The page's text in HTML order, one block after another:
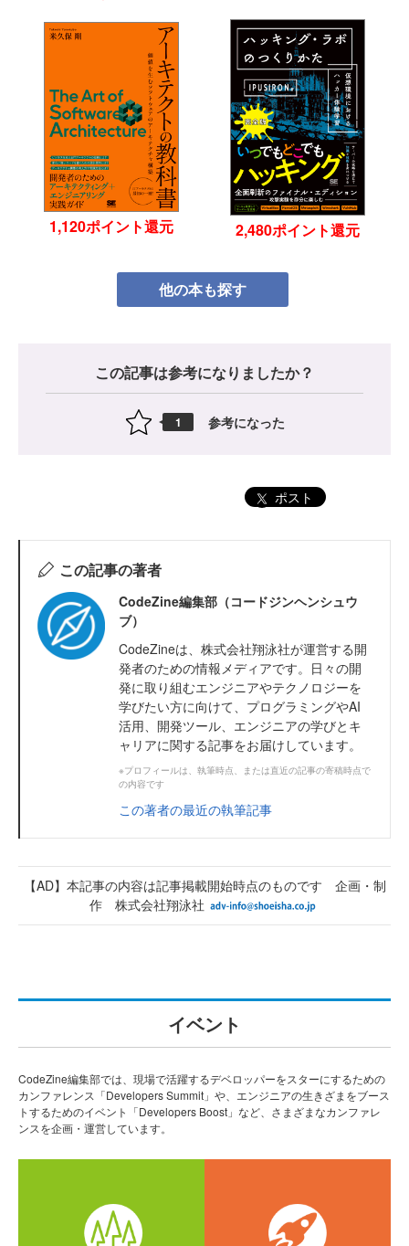
1,120ポイント還元 2,480ポイント還元
他の本も探す
この記事は参考になりましたか？
1 参考になった
ポスト
この記事の著者
CodeZine編集部（コードジンヘンシュウ
ブ）
CodeZineは、株式会社翔泳社が運営する開
発者のための情報メディアです。日々の開
発に取り組むエンジニアやテクノロジーを
学びたい方に向けて、プログラミングやAI
活用、開発ツール、エンジニアの学びとキ
ャリアに関する記事をお届けしています。
※プロフィールは、執筆時点、または直近の記事の寄稿時点で
の内容です
この著者の最近の執筆記事
【AD】本記事の内容は記事掲載開始時点のものです 企画・制
作 株式会社翔泳社
イベント
CodeZine編集部では、現場で活躍するデベロッパーをスターにするための
カンファレンス「Developers Summit」や、エンジニアの生きざまをブース
トするためのイベント「Developers Boost」など、さまざまなカンファレ
ンスを企画・運営しています。